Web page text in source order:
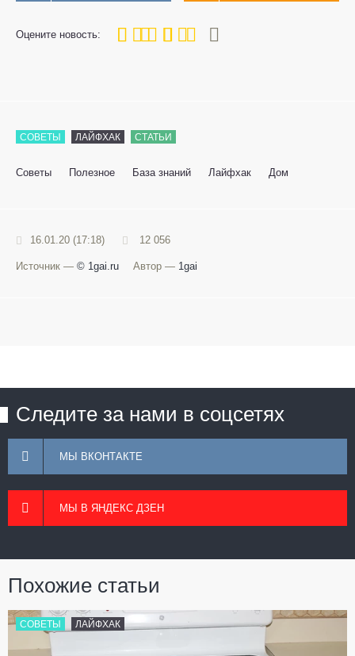
Оцените новость:
80
1 3 4 5
СОВЕТЫ ЛАЙФХАК СТАТЬИ
Советы Полезное База знаний Лайфхак Дом
16.01.20 (17:18) 12 056
Источник — © 1gai.ru Автор — 1gai
Следите за нами в соцсетях
МЫ ВКОНТАКТЕ
МЫ В ЯНДЕКС ДЗЕН
Похожие статьи
СОВЕТЫ ЛАЙФХАК